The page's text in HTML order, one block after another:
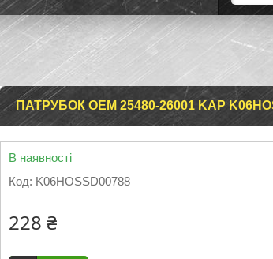
ПАТРУБОК OEM 25480-26001 KAP
В наявності
Код: K06HOSSD00788
228 ₴